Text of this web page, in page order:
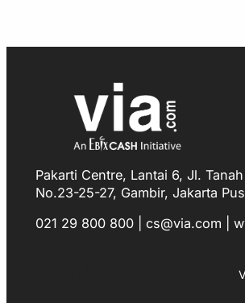
Pakarti Centre, Lantai 6, Jl.
No.23-25-27, Gambir, Jakarta
021 29 800 800 | cs@via.com |